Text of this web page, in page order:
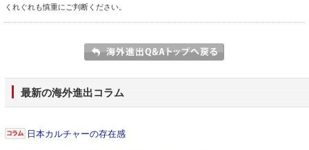
くれぐれも慎重にご判断ください。
最新の海外進出コラム
日本カルチャーの存在感